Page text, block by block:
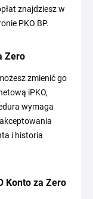
znajdziesz w
PKO BP.
Zero
zmienić go
iPKO,
wymaga
i historia
Konto za Zero